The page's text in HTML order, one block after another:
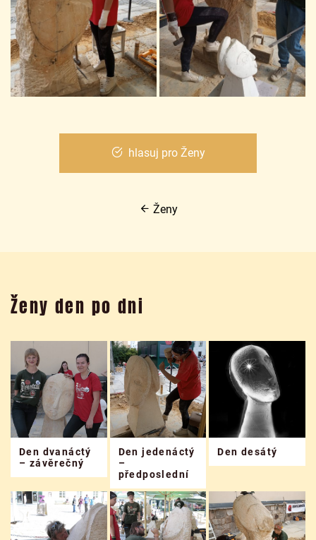
hlasuj pro Ženy
Ženy
Ženy den po dni
Den dvanáctý
– závěrečný
Den jedenáctý
–
předposlední
Den desátý